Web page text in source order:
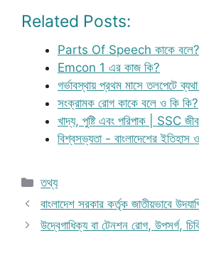
Related Posts:
Parts Of Speech কাকে বলে?
Emcon 1 এর কাজ কি?
গর্ভাবস্থায় প্রথম মাসে তলপেটে
সংক্রামক রোগ কাকে বলে ও কি কি?
খাদ্য, পুষ্টি এবং পরিপাক | SSC
বিশ্বসভ্যতা - বাংলাদেশের ইতিহাস
Categories
তথ্য
বাংলাদেশ সরকার কর্তৃক জাতীয়ভাবে
উদ্বেগাধিক্য বা টেনশন রোগ, উপসর্গ,